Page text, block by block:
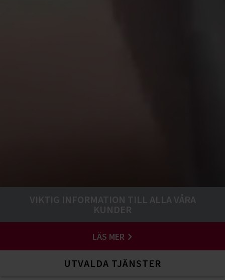
VIKTIG INFORMATION TILL ALLA VÅRA
KUNDER
LÄS MER
UTVALDA TJÄNSTER